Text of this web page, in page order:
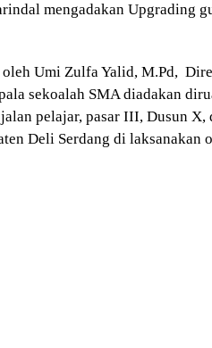
mengadakan Upgrading
Umi Zulfa Yalid, M.Pd,
sekoalah SMA diadakan
pelajar, pasar III, Dusun X,
Deli Serdang di laksanakan